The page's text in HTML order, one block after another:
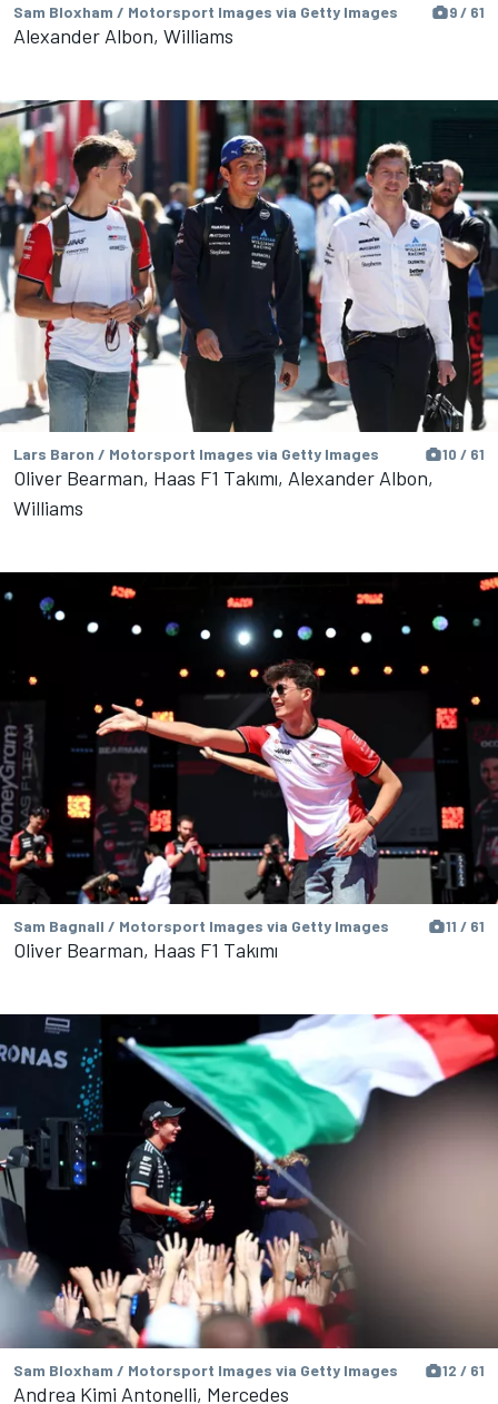
Sam Bloxham / Motorsport Images via Getty Images 9 / 61
Alexander Albon, Williams
Lars Baron / Motorsport Images via Getty Images 10 / 61
Oliver Bearman, Haas F1 Takımı, Alexander Albon,
Williams
Sam Bagnall / Motorsport Images via Getty Images 11 / 61
Oliver Bearman, Haas F1 Takımı
Sam Bloxham / Motorsport Images via Getty Images 12 / 61
Andrea Kimi Antonelli, Mercedes